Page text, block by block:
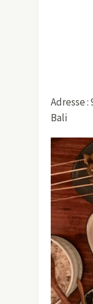
Adresse
Bali